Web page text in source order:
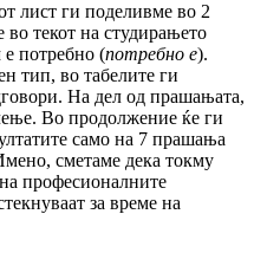
лист ги поделивме во 2
текот на студирањето
е потребно (потребно е).
тип, во табелите ги
На дел од прашањата,
Во продолжение ќе ги
само на 7 прашања
сметаме дека токму
про­фе­сио­налните
за време на